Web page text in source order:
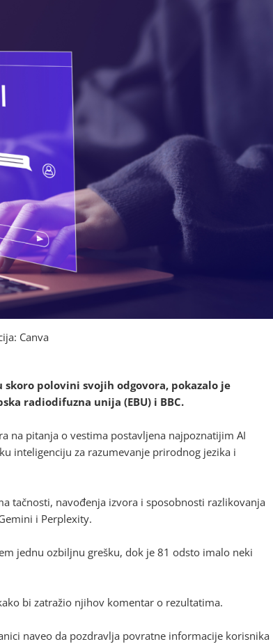
Canva
polovini svojih odgovora, pokazalo je
radiodifuzna unija (EBU) i BBC.
na pitanja o vestima postavljena najpoznatijim AI
inteligenciju za razumevanje prirodnog jezika i
tačnosti, navođenja izvora i sposobnosti razlikovanja
i Perplexity.
jednu ozbiljnu grešku, dok je 81 odsto imalo neki
bi zatražio njihov komentar o rezultatima.
naveo da pozdravlja povratne informacije korisnika